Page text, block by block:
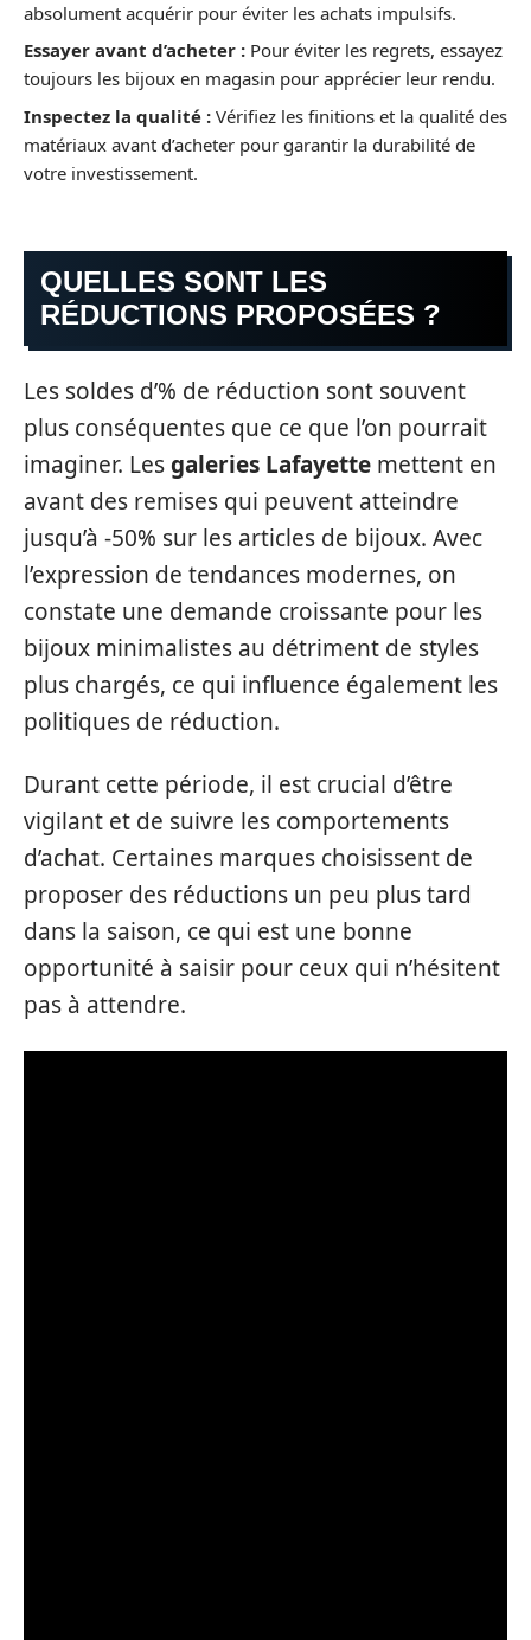
absolument acquérir pour éviter les achats impulsifs.
Essayer avant d’acheter : Pour éviter les regrets, essayez
toujours les bijoux en magasin pour apprécier leur rendu.
Inspectez la qualité : Vérifiez les finitions et la qualité des
matériaux avant d’acheter pour garantir la durabilité de
votre investissement.
QUELLES SONT LES
RÉDUCTIONS PROPOSÉES ?
Les soldes d’% de réduction sont souvent
plus conséquentes que ce que l’on pourrait
imaginer. Lesgaleries Lafayette mettent en
avant des remises qui peuvent atteindre
jusqu’à -50% sur les articles de bijoux. Avec
l’expression de tendances modernes, on
constate une demande croissante pour les
bijoux minimalistes au détriment de styles
plus chargés, ce qui influence également les
politiques de réduction.
Durant cette période, il est crucial d’être
vigilant et de suivre les comportements
d’achat. Certaines marques choisissent de
proposer des réductions un peu plus tard
dans la saison, ce qui est une bonne
opportunité à saisir pour ceux qui n’hésitent
pas à attendre.